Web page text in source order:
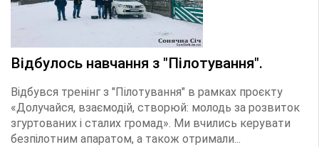
Відбулось навчання з "Пілотування".
Відбувся тренінг з "Пілотування" в рамках проєкту
«Долучайся, взаємодій, створюй: молодь за розвиток
згуртованих і сталих громад». Ми вчились керувати
безпілотним апаратом, а також отримали...